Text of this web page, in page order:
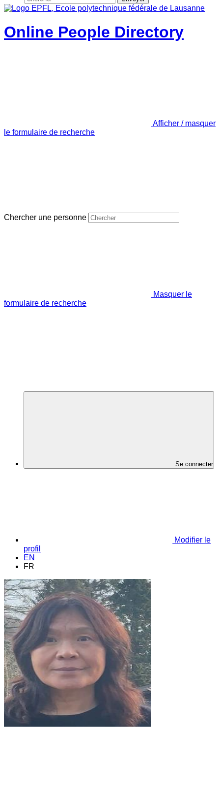
Online People Directory
Afficher / masquer
le formulaire de recherche
Chercher une personne
Masquer le
formulaire de recherche
Se connecter
Modifier le
profil
EN
FR